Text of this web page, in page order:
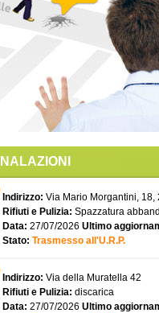
Indirizzo: Via Mario Morgantini, 18,
Rifiuti e Pulizia: Spazzatura
Data: 27/07/2026 Ultimo
Stato: Trasmesso all'U.R.P.
Indirizzo: Via della Muratella 42
Rifiuti e Pulizia: discarica
Data: 27/07/2026 Ultimo